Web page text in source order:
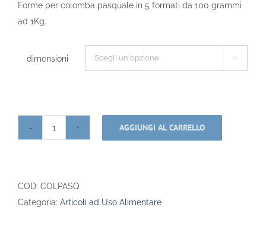
da
Forme per colomba pasquale in 5 formati da 100 grammi
ad 1Kg.
dimensioni 
per
Colombe
AGGIUNGI AL CARRELLO
COD: COLPASQ
Categoria: Articoli ad Uso Alimentare